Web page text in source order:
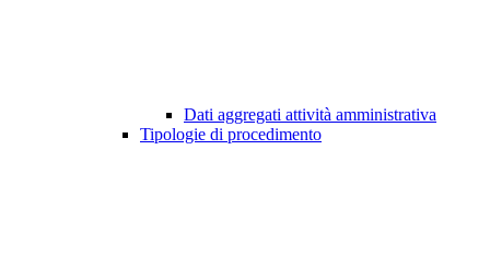
Dati aggregati attività amministrativa
Tipologie di procedimento